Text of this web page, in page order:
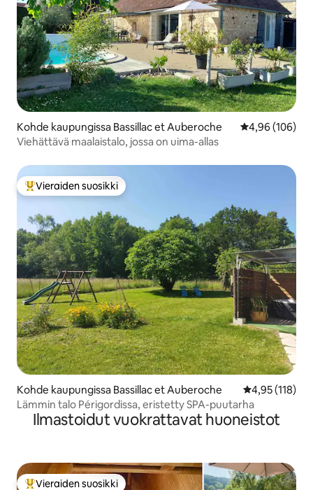
Kohde kaupungissa Bassillac et Auberoche
4,96 (106)
Viehättävä maalaistalo, jossa on uima-allas
Vieraiden suosikkien parhaimmistoa
Vieraiden suosikki
Kohde kaupungissa Bassillac et Auberoche
4,95 (118)
Lämmin talo Périgordissa, eristetty SPA-puutarha
Ilmastoidut vuokrattavat huoneistot
Vieraiden suosikki